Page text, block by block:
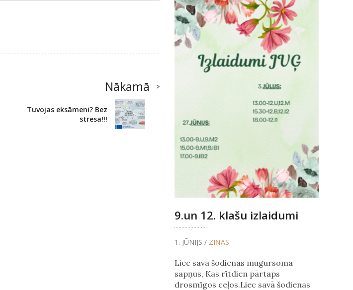
Nākamā
Tuvojas eksāmeni? Bez
stresa!!!
9.un 12. klašu izlaidumi
1. JŪNIJS / ZIŅAS
Liec savā šodienas mugursomā
sapņus, Kas rītdien pārtaps
drosmīgos ceļos.Liec savā šodienas